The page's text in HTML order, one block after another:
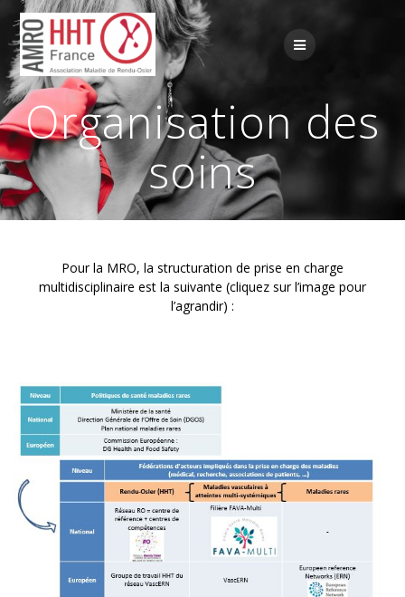
Passer
au
contenu
Organisation des
soins
Pour la MRO, la structuration de prise en charge
multidisciplinaire est la suivante (cliquez sur l’image pour
l’agrandir) :